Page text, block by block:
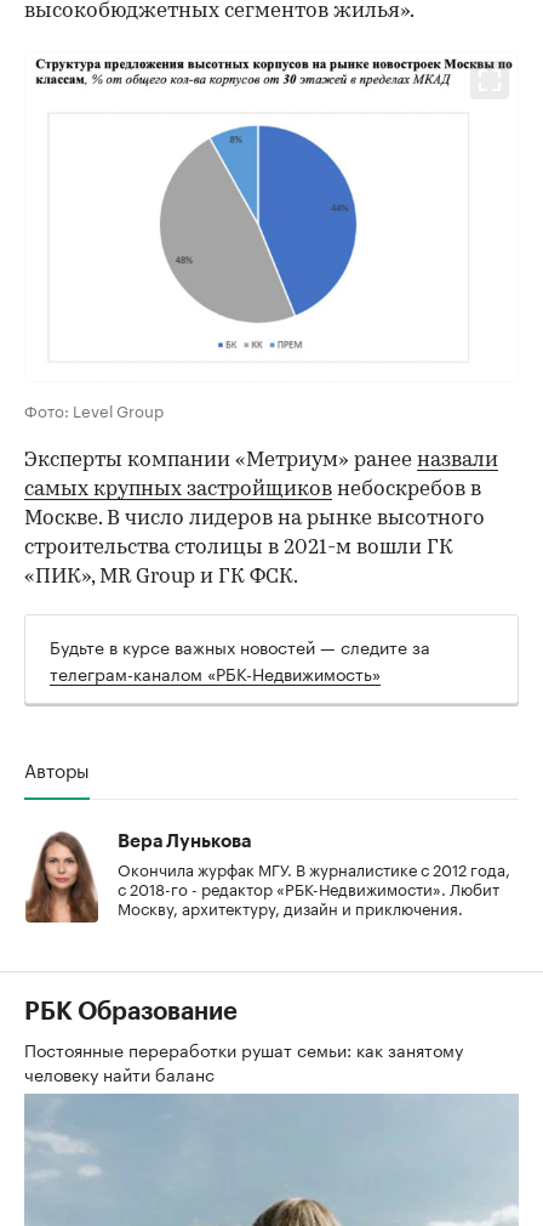
высокобюджетных сегментов жилья».
Фото: Level Group
Эксперты компании «Метриум» ранее назвали
самых крупных застройщиков небоскребов в
Москве. В число лидеров на рынке высотного
строительства столицы в 2021-м вошли ГК
«ПИК», MR Group и ГК ФСК.
Будьте в курсе важных новостей — следите за
телеграм-каналом «РБК-Недвижимость»
Авторы
Вера Лунькова
Окончила журфак МГУ. В журналистике с 2012 года,
с 2018-го - редактор «РБК-Недвижимости». Любит
Москву, архитектуру, дизайн и приключения.
РБК Образование
Постоянные переработки рушат семьи: как занятому
человеку найти баланс